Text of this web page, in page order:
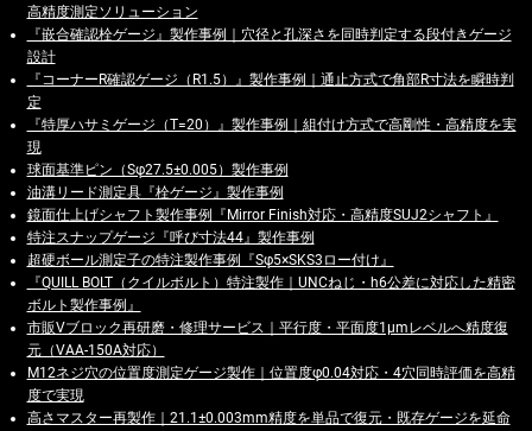
高精度測定ソリューション
『嵌合確認栓ゲージ』製作事例｜穴径と孔深さを同時判定する段付きゲージ
設計
『コーナーR確認ゲージ（R1.5）』製作事例｜通止方式で角部R寸法を瞬時判
定
『特厚ハサミゲージ（T=20）』製作事例｜組付け方式で高剛性・高精度を実
現
球面基準ピン（Sφ27.5±0.005）製作事例
油溝リード測定具『栓ゲージ』製作事例
鏡面仕上げシャフト製作事例『Mirror Finish対応・高精度SUJ2シャフト』
特注スナップゲージ『呼び寸法44』製作事例
超硬ボール測定子の特注製作事例『Sφ5×SKS3ロー付け』
『QUILL BOLT（クイルボルト）特注製作｜UNCねじ・h6公差に対応した精密
ボルト製作事例』
市販Vブロック再研磨・修理サービス｜平行度・平面度1µmレベルへ精度復
元（VAA-150A対応）
M12ネジ穴の位置度測定ゲージ製作｜位置度φ0.04対応・4穴同時評価を高精
度で実現
高さマスター再製作｜21.1±0.003mm精度を単品で復元・既存ゲージを延命